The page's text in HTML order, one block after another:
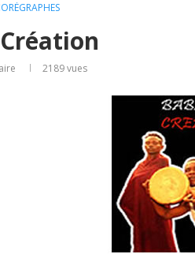
2189vues